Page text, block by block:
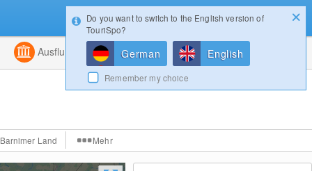
Kombiniert
Ausflugsziele Magazin
Barnimer Land Mehr
Login
Do you want to switch to the English version of
TouriSpo?
German English
Remember my choice
Konfigurator Gewinnspiele